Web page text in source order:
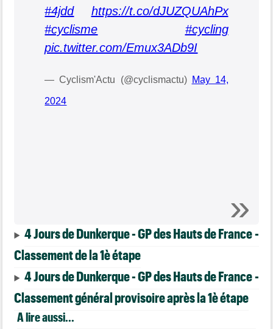
#4jdd
https://t.co/dJUZQUAhPx
#cyclisme
#cycling
pic.twitter.com/Emux3ADb9I
— Cyclism'Actu (@cyclismactu) May 14,
2024
4 Jours de Dunkerque - GP des Hauts de France -
Classement de la 1è étape
4 Jours de Dunkerque - GP des Hauts de France -
Classement général provisoire après la 1è étape
A lire aussi...